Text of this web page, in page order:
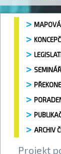
ARCHIV
Projekt